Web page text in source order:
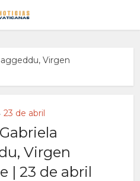
Virgen
• 23 de abril
Virgen
| 23 de abril